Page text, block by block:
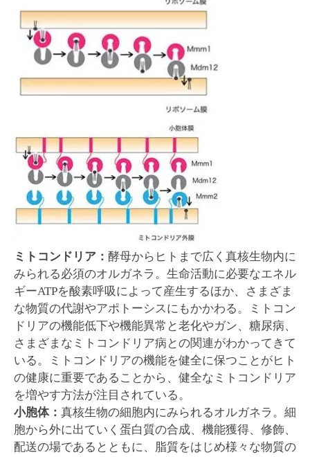
ミトコンドリア： 酵母からヒトまで広く真核生物内に
みられる必須のオルガネラ。生命活動に必要なエネル
ギーATPを酸素呼吸によって産生するほか、さまざま
な物質の代謝やアポトーシスにもかかわる。ミトコン
ドリアの機能低下や機能異常と老化やガン、糖尿病、
さまざまなミトコンドリア病との関連がわかってきて
いる。ミトコンドリアの機能を健全に保つことがヒト
の健康に重要であることから、健全なミトコンドリア
を増やす方法が注目されている。
小胞体： 真核生物の細胞内にみられるオルガネラ。細
胞から外に出ていく蛋白質の合成、機能獲得、修飾、
配送の場であるとともに、脂質をはじめ様々な物質の